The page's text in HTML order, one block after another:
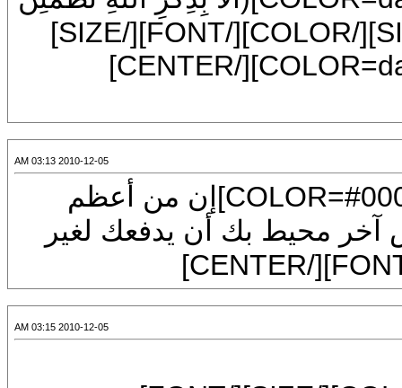
الْقُلُوبُ[B] )[/B][/COLOR][/FONT][/SIZE][/COLOR][/FONT][/SIZE]
2010-12-05 03:13 AM
[CENTER][FONT=Arial][SIZE=7][COLOR=#0000ff]إن من أعظم
محيط بك أن يدفعك لغير
2010-12-05 03:15 AM